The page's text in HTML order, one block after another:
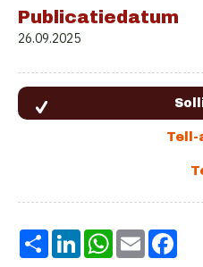
Publicatiedatum
26.09.2025
Share LinkedInWhatsApp
Email